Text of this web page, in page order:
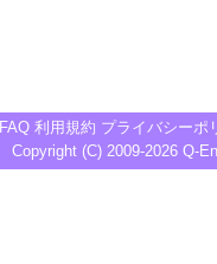
FAQ 利用規約 プライバシーポ
Copyright (C) 2009-2026 Q-